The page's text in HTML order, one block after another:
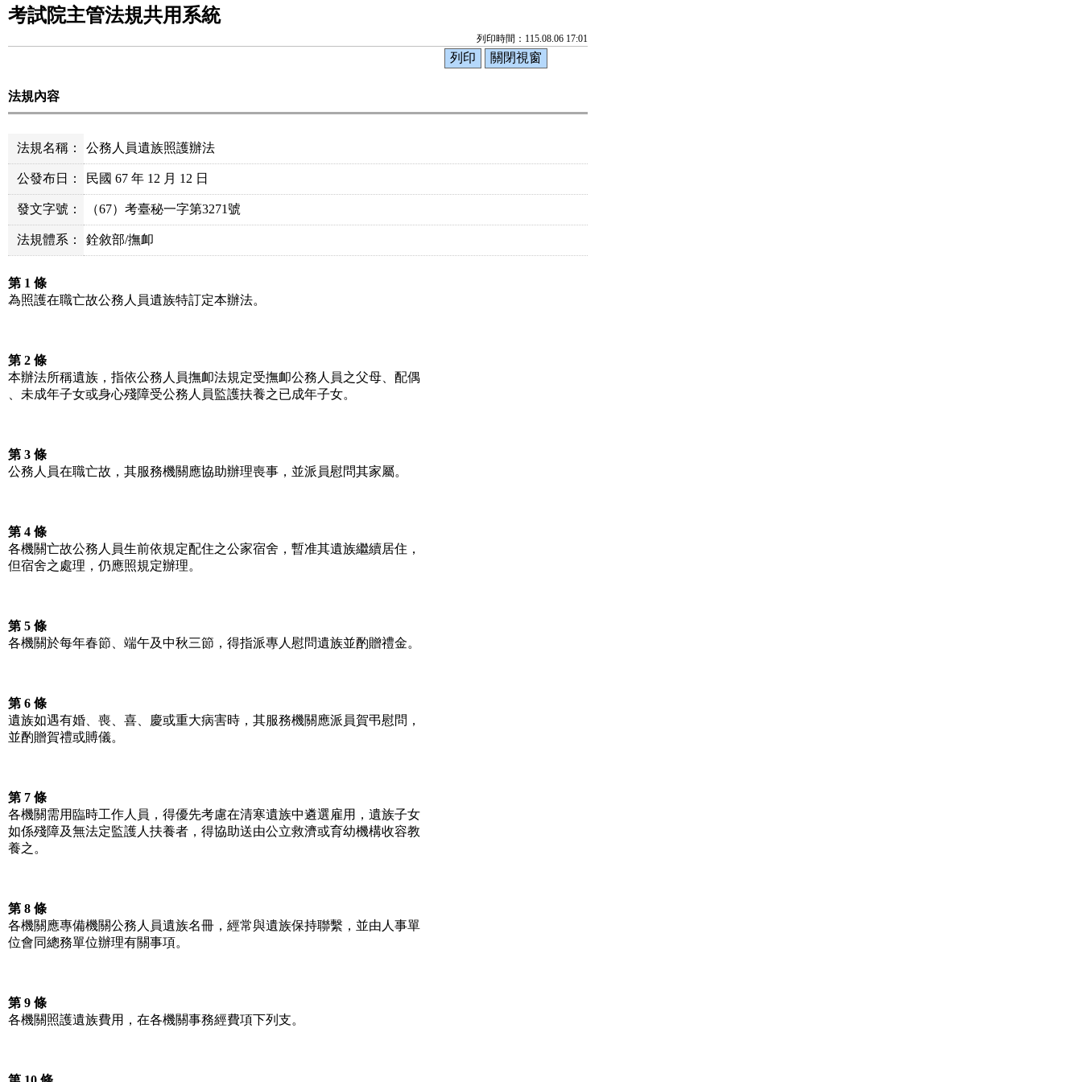
考試院主管法規共用系統
列印時間：115.08.06 17:01
法規內容
法規名稱： 公務人員遺族照護辦法
公發布日： 民國 67 年 12 月 12 日
發文字號： （67）考臺秘一字第3271號
法規體系： 銓敘部/撫卹
第 1 條
為照護在職亡故公務人員遺族特訂定本辦法。
第 2 條
本辦法所稱遺族，指依公務人員撫卹法規定受撫卹公務人員之父母、配偶
、未成年子女或身心殘障受公務人員監護扶養之已成年子女。
第 3 條
公務人員在職亡故，其服務機關應協助辦理喪事，並派員慰問其家屬。
第 4 條
各機關亡故公務人員生前依規定配住之公家宿舍，暫准其遺族繼續居住，
但宿舍之處理，仍應照規定辦理。
第 5 條
各機關於每年春節、端午及中秋三節，得指派專人慰問遺族並酌贈禮金。
第 6 條
遺族如遇有婚、喪、喜、慶或重大病害時，其服務機關應派員賀弔慰問，
並酌贈賀禮或賻儀。
第 7 條
各機關需用臨時工作人員，得優先考慮在清寒遺族中遴選雇用，遺族子女
如係殘障及無法定監護人扶養者，得協助送由公立救濟或育幼機構收容教
養之。
第 8 條
各機關應專備機關公務人員遺族名冊，經常與遺族保持聯繫，並由人事單
位會同總務單位辦理有關事項。
第 9 條
各機關照護遺族費用，在各機關事務經費項下列支。